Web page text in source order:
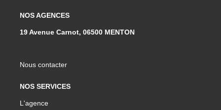
NOS AGENCES
19 Avenue Carnot, 06500 MENTON
Nous contacter
NOS SERVICES
L'agence